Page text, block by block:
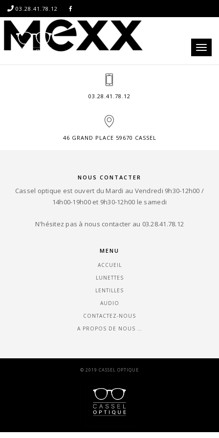
03.28.41.78.12
Toggle
03.28.41.78.12
46 GRAND PLACE 59670 CASSEL
NOUS CONTACTER
Cassel optique est ouvert du Mardi au Vendredi 9h30-12h00 /
14h00-19h00 et 9h30-12h00 le samedi
N'hésitez pas à nous contacter au 03.28.41.78.12
MENU
ACCUEIL
LUNETTES
LENTILLES
AUDIO
CONTACTEZ-NOUS
A PROPOS DE NOUS …
© 2019 CASSEL OPTIQUE